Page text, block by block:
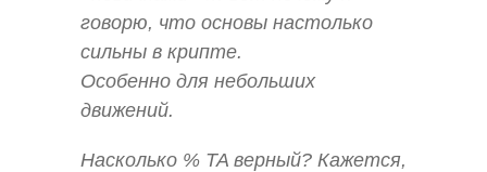
говорю, что основы настолько
сильны в крипте.
Особенно для небольших
движений.
Насколько % TA верный? Кажется,